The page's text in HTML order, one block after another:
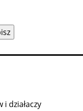
działaczy